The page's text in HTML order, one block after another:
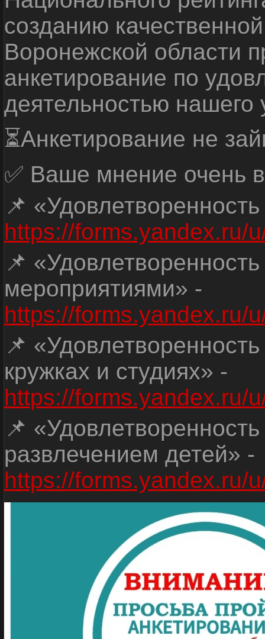
созданию
Воронежской области
анкетирование по
деятельностью нашего
⏳Анкетирование не
✅ Ваше мнение очень
📌
https://forms.yandex.ru/
📌
мероприятиями» -
https://forms.yandex.ru/
📌
кружках и студиях» -
https://forms.yandex.ru/
📌
развлечением детей» -
https://forms.yandex.ru/